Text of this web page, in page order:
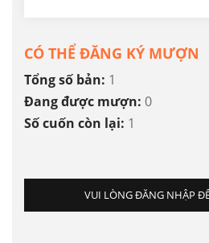
CÓ THỂ ĐĂNG KÝ MƯỢN
Tổng số bản: 1
Đang được mượn: 0
Số cuốn còn lại: 1
VUI LÒNG ĐĂNG NHẬP